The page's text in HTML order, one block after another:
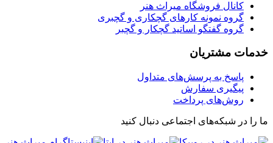
کانال فروشگاه میراث هنر
گروه نمونه کارهای گچکاری و گچبری
گروه گفتگو اساتید گچکار و گچبر
خدمات مشتریان
پاسخ به پرسش‌های متداول
پیگیری سفارش
روش‌های پرداخت
ما را در شبکه‌های اجتماعی دنبال کنید